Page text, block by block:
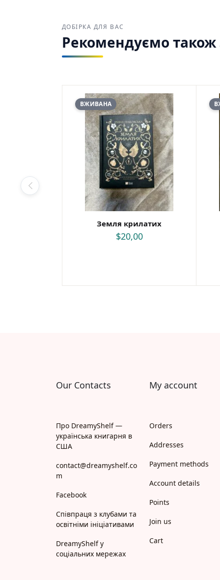
ДОБІРКА ДЛЯ ВАС
Рекомендуємо також
ВЖИВАНА
Земля крилатих
$20,00
Our Contacts
Про DreamyShelf —
українська книгарня в
США
contact@dreamyshelf.co
m
Facebook
Співпраця з клубами та
освітніми ініціативами
DreamyShelf у
соціальних мережах
My account
Orders
Addresses
Payment methods
Account details
Points
Join us
Cart